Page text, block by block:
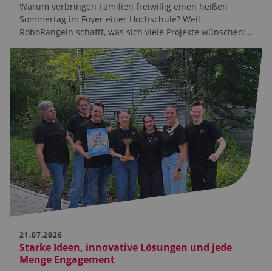
Warum verbringen Familien freiwillig einen heißen
Sommertag im Foyer einer Hochschule? Weil
RoboRangeln schafft, was sich viele Projekte wünschen:…
21.07.2026
Starke Ideen, innovative Lösungen und jede
Menge Engagement